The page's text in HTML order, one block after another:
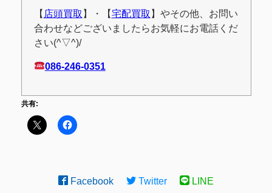
【 店頭買取 】・【宅配買取 】やその他、お問い
合わせなどございましたらお気軽にお電話くだ
さい(^▽^)/
086-246-0351
共有:
Facebook Twitter LINE